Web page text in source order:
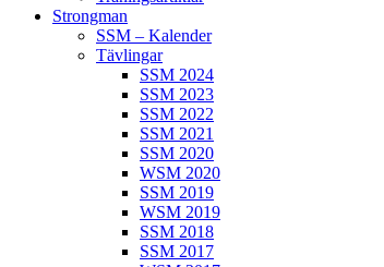
Strongman
SSM – Kalender
Tävlingar
SSM 2024
SSM 2023
SSM 2022
SSM 2021
SSM 2020
WSM 2020
SSM 2019
WSM 2019
SSM 2018
SSM 2017